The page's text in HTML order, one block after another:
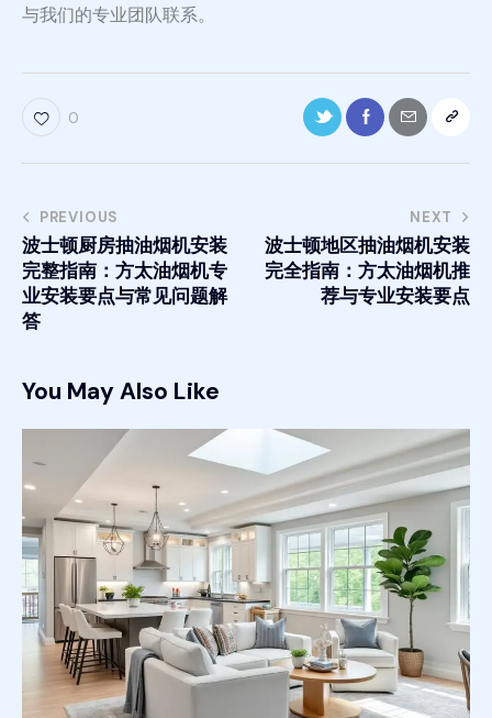
与我们的专业团队联系。
0
PREVIOUS
波士顿厨房抽油烟机安装
完整指南：方太油烟机专
业安装要点与常见问题解
答
NEXT
波士顿地区抽油烟机安装
完全指南：方太油烟机推
荐与专业安装要点
You May Also Like